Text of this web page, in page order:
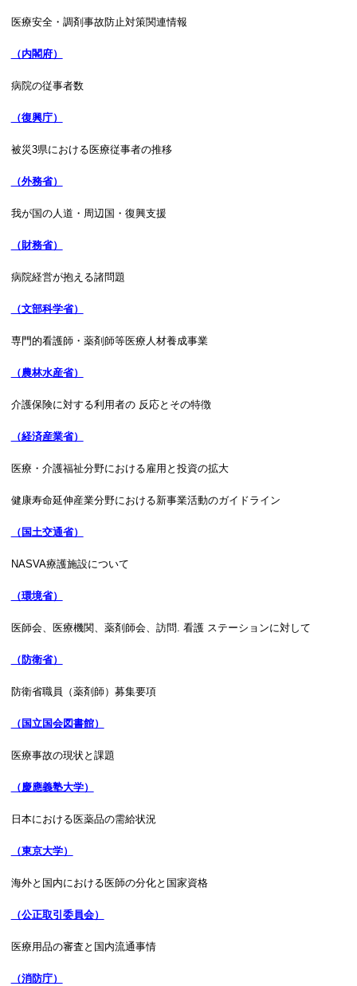
医療安全・調剤事故防止対策関連情報
（内閣府）
病院の従事者数
（復興庁）
被災3県における医療従事者の推移
（外務省）
我が国の人道・周辺国・復興支援
（財務省）
病院経営が抱える諸問題
（文部科学省）
専門的看護師・薬剤師等医療人材養成事業
（農林水産省）
介護保険に対する利用者の 反応とその特徴
（経済産業省）
医療・介護福祉分野における雇用と投資の拡大
健康寿命延伸産業分野における新事業活動のガイドライン
（国土交通省）
NASVA療護施設について
（環境省）
医師会、医療機関、薬剤師会、訪問. 看護 ステーションに対して
（防衛省）
防衛省職員（薬剤師）募集要項
（国立国会図書館）
医療事故の現状と課題
（慶應義塾大学）
日本における医薬品の需給状況
（東京大学）
海外と国内における医師の分化と国家資格
（公正取引委員会）
医療用品の審査と国内流通事情
（消防庁）